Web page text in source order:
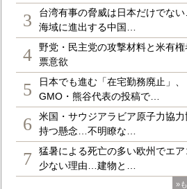
3
台湾有事の脅威は日本だけでな
海域に進出する中国…
4
野党・民主党の攻撃材料と米有
票意欲
5
日本でも進む「在宅勤務廃止」、
GMO・熊谷代表の投稿で…
6
米国・サウジアラビア原子力協
持つ懸念…不明瞭な…
7
猛暑による死亡の多い欧州でエ
少ない理由…建物と…
»